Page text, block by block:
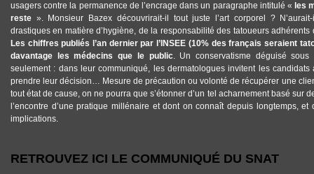
usagers contre la permanence de l’encrage dans un paragraphe intitulé « les
reste ». Monsieur Bazex découvrirait-il tout juste l’art corporel ?
drastiques en matière d’hygiène, de la responsabilité des tatoueurs
Les chiffres publiés l’an dernier par l’INSEE (10% des français seraient
davantage les médecins que le public. Un conservatisme déguisé
seulement : dans leur communiqué, les dermatologues invitent les
prendre leur décision… Mesure de précaution ou volonté de récupérer une
tout état de cause, on ne pourra que s’étonner d’un tel acharnement basé sur
l’encontre d’une pratique millénaire et dont on connaît depuis longtemps,
implications.
RETROUVEZ ICI LE COMMUNIQUÉ DU SNAT